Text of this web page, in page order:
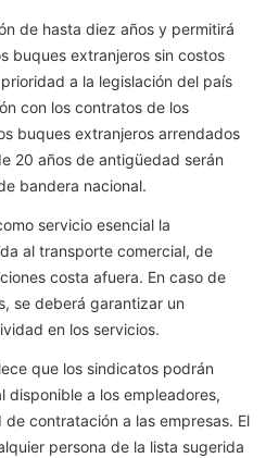
de hasta diez años y permitirá
buques extranjeros sin costos
a la legislación del país
con los contratos de los
buques extranjeros arrendados
20 años de antigüedad serán
bandera nacional.
servicio esencial la
al transporte comercial, de
costa afuera. En caso de
se deberá garantizar un
en los servicios.
que los sindicatos podrán
disponible a los empleadores,
contratación a las empresas. El
persona de la lista sugerida